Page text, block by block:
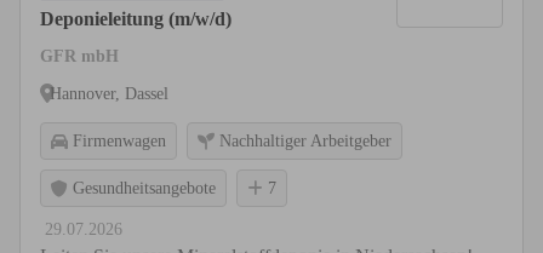
Deponieleitung (m/w/d)
GFR mbH
Hannover, Dassel
Firmenwagen Nachhaltiger Arbeitgeber
Gesundheitsangebote 7
29.07.2026